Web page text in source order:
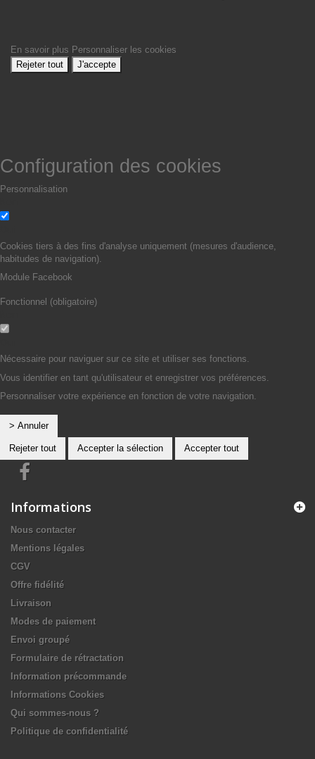
En savoir plus Personnaliser les cookies
Rejeter tout
J'accepte
Configuration des cookies
Personnalisation
Cookies tiers à des fins d'analyse uniquement (mesures d'audience,
habitudes de navigation).
Module Facebook
Fonctionnel (obligatoire)
Nécessaire pour naviguer sur ce site et utiliser ses fonctions.
Vous identifier en tant qu'utilisateur et enregistrer vos préférences.
Personnaliser votre expérience en fonction de votre navigation.
> Annuler
Rejeter tout Accepter la sélection Accepter tout
Informations
Nous contacter
Mentions légales
CGV
Offre fidélité
Livraison
Modes de paiement
Envoi groupé
Formulaire de rétractation
Information précommande
Informations Cookies
Qui sommes-nous ?
Politique de confidentialité